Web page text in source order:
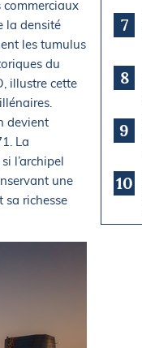
commerciaux
la densité
les tumulus
du
illustre cette
devient
La
l’archipel
une
richesse
7
8
9
10